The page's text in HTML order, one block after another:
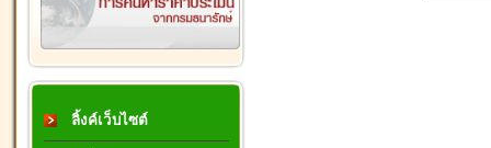
ลิ้งค์เว็บไซต์